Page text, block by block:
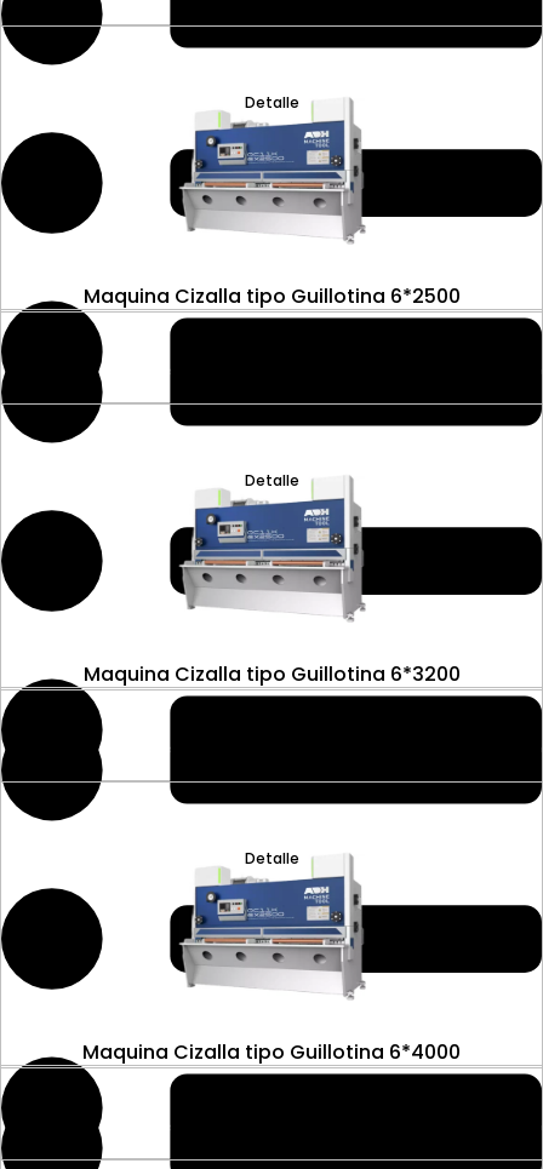
Detalle
Detalle
Maquina Cizalla tipo Guillotina 6*2500
Detalle
Maquina Cizalla tipo Guillotina 6*3200
Maquina Cizalla tipo Guillotina 6*4000